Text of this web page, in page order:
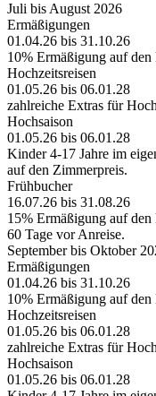
Juli bis August 2026
Ermäßigungen
01.04.26 bis 31.10.26
10% Ermäßigung auf
Hochzeitsreisen
01.05.26 bis 06.01.28
zahlreiche Extras für
Hochsaison
01.05.26 bis 06.01.28
Kinder 4-17 Jahre im
auf den Zimmerpreis.
Frühbucher
16.07.26 bis 31.08.26
15% Ermäßigung auf
60 Tage vor Anreise.
September bis Oktober
Ermäßigungen
01.04.26 bis 31.10.26
10% Ermäßigung auf
Hochzeitsreisen
01.05.26 bis 06.01.28
zahlreiche Extras für
Hochsaison
01.05.26 bis 06.01.28